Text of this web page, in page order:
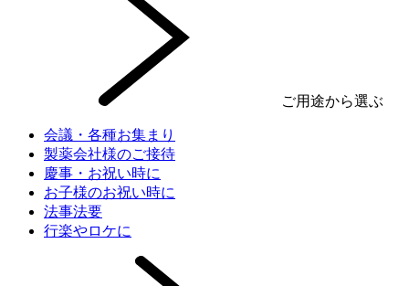
ご用途から選ぶ
会議・各種お集まり
製薬会社様のご接待
慶事・お祝い時に
お子様のお祝い時に
法事法要
行楽やロケに